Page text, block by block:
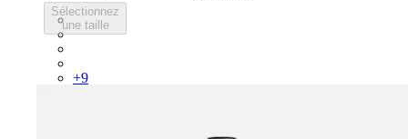
Sélectionnez
une taille
PSK08XXWHB
PSK08XXBLW
+9